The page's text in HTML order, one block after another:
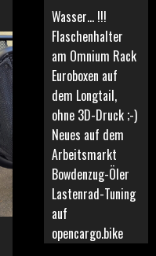
Wasser… !!!
Flaschenhalter
am Omnium Rack
Euroboxen auf
dem Longtail,
ohne 3D-Druck ;-)
Neues auf dem
Arbeitsmarkt
Bowdenzug-Öler
Lastenrad-Tuning
auf
opencargo.bike